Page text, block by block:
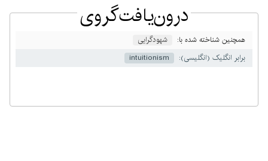
درون‌یافت‌گروی
همچنین شناخته شده با:
شهودگرایی
برابر انگلیک (انگلیسی):
intuitionism